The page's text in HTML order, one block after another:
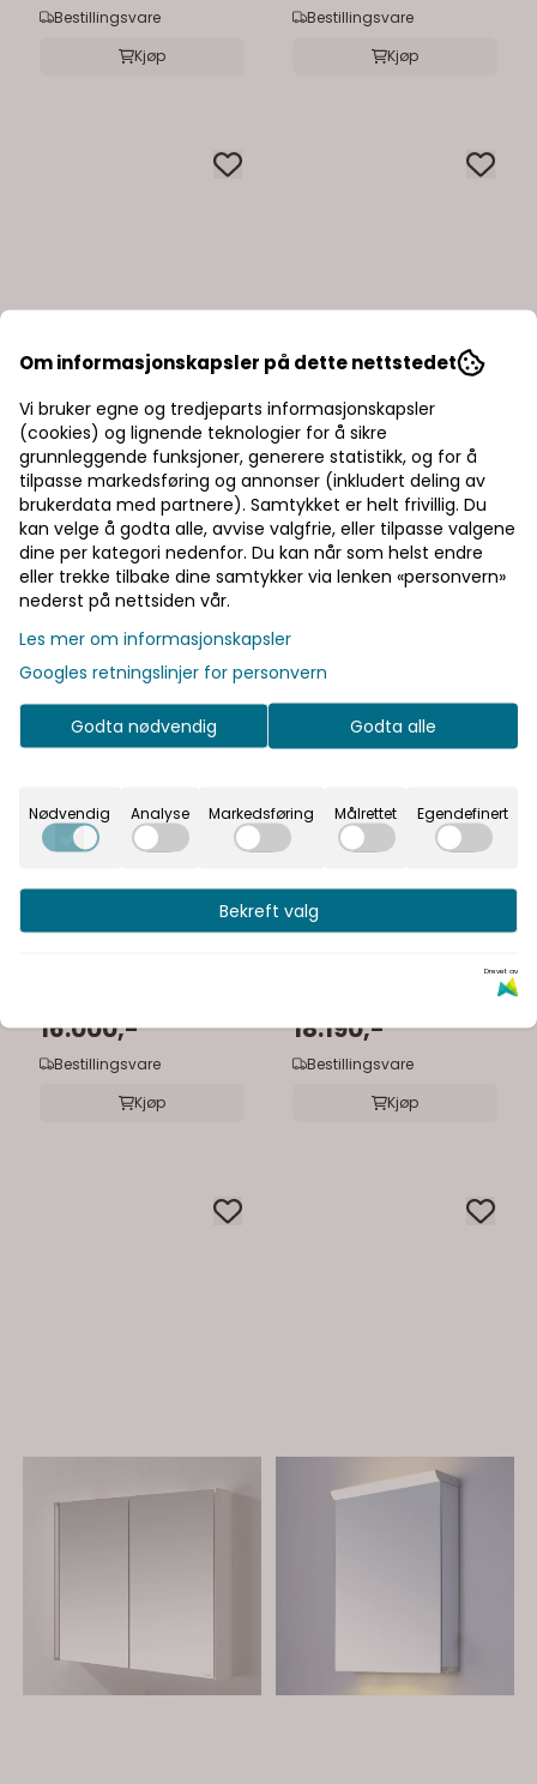
Bestillingsvare
Kjøp
Bestillingsvare
Kjøp
16.000,-
Bestillingsvare
Kjøp
INR Circ Speilskap ø80
18.190,-
Bestillingsvare
Kjøp
Om informasjonskapsler på dette nettstedet
Vi bruker egne og tredjeparts informasjonskapsler
(cookies) og lignende teknologier for å sikre
grunnleggende funksjoner, generere statistikk, og for å
tilpasse markedsføring og annonser (inkludert deling av
brukerdata med partnere). Samtykket er helt frivillig. Du
kan velge å godta alle, avvise valgfrie, eller tilpasse valgene
dine per kategori nedenfor. Du kan når som helst endre
eller trekke tilbake dine samtykker via lenken «personvern»
nederst på nettsiden vår.
Les mer om informasjonskapsler
Googles retningslinjer for personvern
Godta nødvendig Godta alle
Nødvendig Analyse Markedsføring Målrettet Egendefinert
Bekreft valg
Drevet av